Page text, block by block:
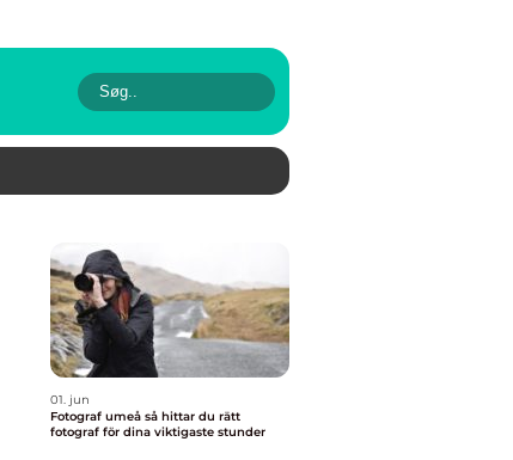
01. jun
Fotograf umeå så hittar du rätt
fotograf för dina viktigaste stunder